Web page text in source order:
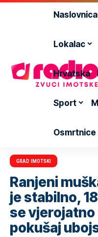
Naslovnica
Lokalac
Hrvatska
Sport
Osmrtnice
GRAD IMOTSKI
Ranjeni
je stabilno,
se
pokušaj